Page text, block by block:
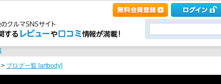
> ブログ一覧 [artbody]